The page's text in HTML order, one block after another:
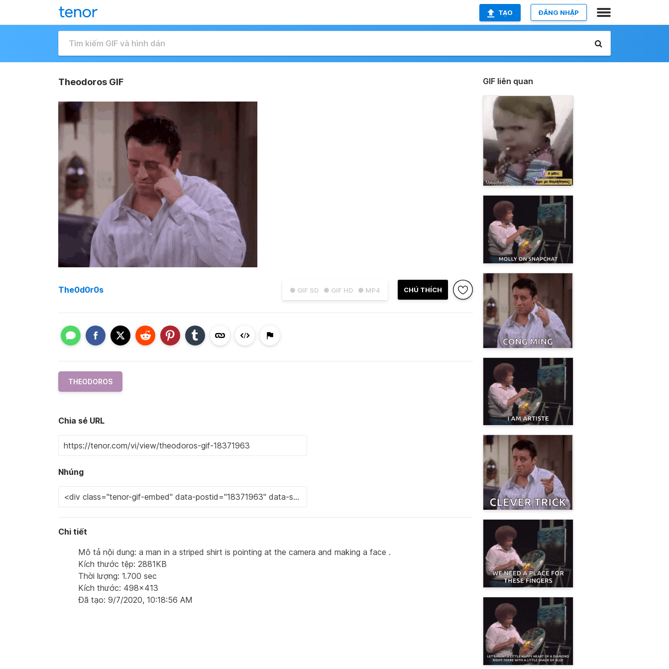
TẠO ĐĂNG NHẬP
Theodoros GIF
● GIF SD ● GIF HD ● MP4 CHÚ THÍCH
The0d0r0s
THEODOROS
Chia sẻ URL
Nhúng
Chi tiết
Mô tả nội dung: a man in a striped shirt is pointing at the camera and making a face .
Kích thước tệp: 2881KB
Thời lượng: 1.700 sec
Kích thước: 498x413
Đã tạo: 9/7/2020, 10:18:56 AM
GIF liên quan